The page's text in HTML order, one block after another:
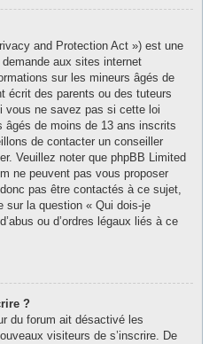
and Protection Act ») est une
aux sites internet
sur les mineurs âgés de
écrit des parents ou des tuteurs
vous ne savez pas si cette loi
âgés de moins de 13 ans inscrits
de contacter un conseiller
Veuillez noter que phpBB Limited
ne peuvent pas vous proposer
pas être contactés à ce sujet,
sur la question « Qui dois-je
ou d’ordres légaux liés à ce
?
du forum ait désactivé les
visiteurs de s’inscrire. De